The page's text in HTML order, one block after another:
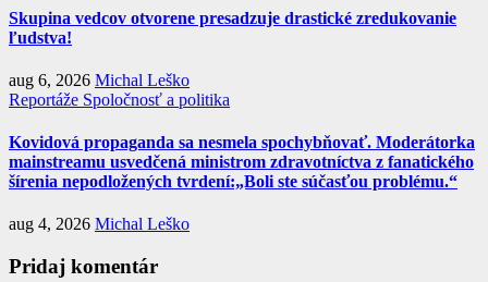
Skupina vedcov otvorene presadzuje drastické zredukovanie
ľudstva!
aug 6, 2026 Michal Leško
Reportáže Spoločnosť a politika
Kovidová propaganda sa nesmela spochybňovať. Moderátorka
mainstreamu usvedčená ministrom zdravotníctva z fanatického
šírenia nepodložených tvrdení:„Boli ste súčasťou problému.“
aug 4, 2026 Michal Leško
Pridaj komentár